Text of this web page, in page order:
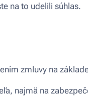
na to udelili súhlas.
zmluvy na
najmä na